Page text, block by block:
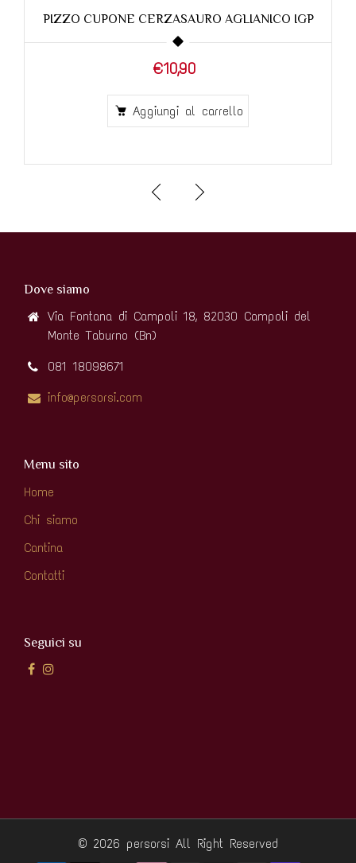
PIZZO CUPONE CERZASAURO AGLIANICO IGP
€10,90
Aggiungi al carrello
Dove siamo
Via Fontana di Campoli 18, 82030 Campoli del
Monte Taburno (Bn)
081 18098671
info@persorsi.com
Menu sito
Home
Chi siamo
Cantina
Contatti
Seguici su
© 2026 persorsi All Right Reserved